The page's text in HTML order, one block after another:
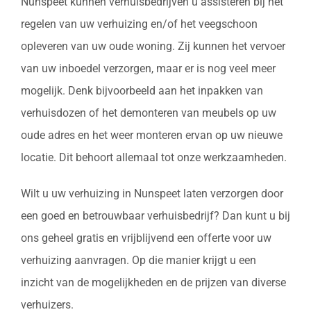
regelen van uw verhuizing en/of het veegschoon
opleveren van uw oude woning. Zij kunnen het vervoer
van uw inboedel verzorgen, maar er is nog veel meer
mogelijk. Denk bijvoorbeeld aan het inpakken van
verhuisdozen of het demonteren van meubels op uw
oude adres en het weer monteren ervan op uw nieuwe
locatie. Dit behoort allemaal tot onze werkzaamheden.
Wilt u uw verhuizing in Nunspeet laten verzorgen door
een goed en betrouwbaar verhuisbedrijf? Dan kunt u bij
ons geheel gratis en vrijblijvend een offerte voor uw
verhuizing aanvragen. Op die manier krijgt u een
inzicht van de mogelijkheden en de prijzen van diverse
verhuizers.